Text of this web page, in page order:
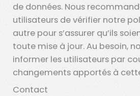
de données. Nous
utilisateurs de vérifier notre
autre pour s’assurer qu’ils
toute mise à jour. Au besoin,
informer les utilisateurs par
changements apportés à
Contact